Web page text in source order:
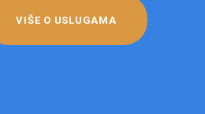
VIŠE O USLUGAMA